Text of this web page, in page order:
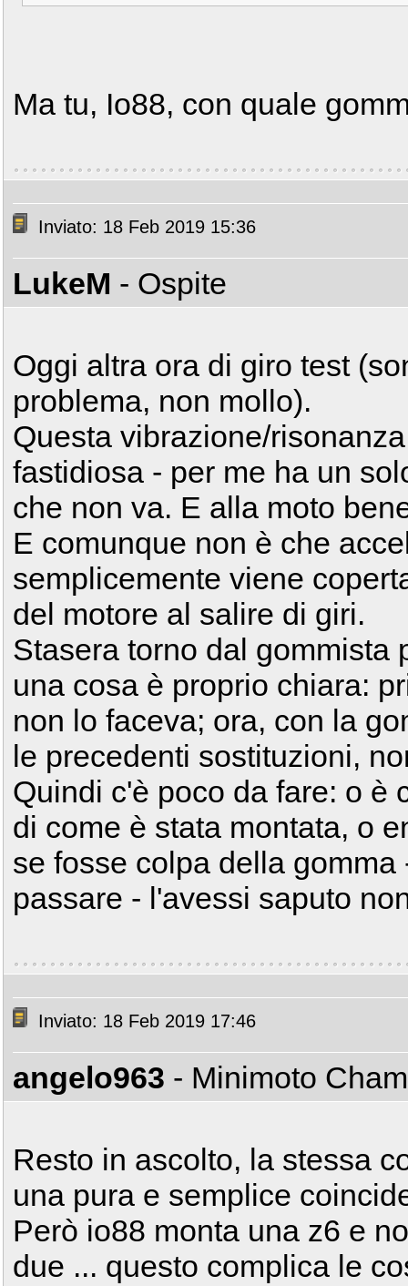
Ma tu, Io88, con quale
Inviato: 18 Feb 2019 15:36
LukeM - Ospite
Oggi altra ora di giro test
problema, non mollo).
Questa vibrazione/
fastidiosa - per me ha un
che non va. E alla moto
E comunque non è che
semplicemente viene
del motore al salire di giri.
Stasera torno dal gommista
una cosa è proprio chiara:
non lo faceva; ora, con la
le precedenti sostituzioni,
Quindi c'è poco da fare: o è
di come è stata montata, o
se fosse colpa della
passare - l'avessi saputo
Inviato: 18 Feb 2019 17:46
angelo963 - Minimoto
Resto in ascolto, la stessa
una pura e semplice
Però io88 monta una z6 e
due ... questo complica le